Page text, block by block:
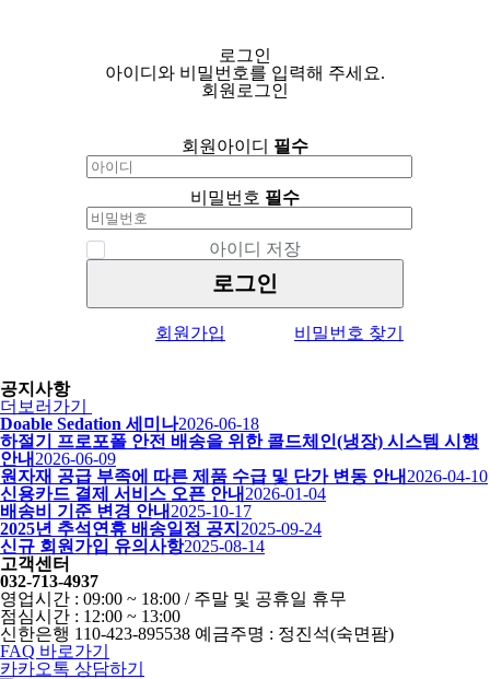
로그인
아이디와 비밀번호를 입력해 주세요.
회원로그인
회원아이디 필수
비밀번호 필수
아이디 저장
로그인
비밀번호 찾기
회원가입
공지사항
더보러가기
Doable Sedation 세미나2026-06-18
하절기 프로포폴 안전 배송을 위한 콜드체인(냉장) 시스템 시행
안내 2026-06-09
원자재 공급 부족에 따른 제품 수급 및 단가 변동 안내 2026-04-10
신용카드 결제 서비스 오픈 안내 2026-01-04
배송비 기준 변경 안내 2025-10-17
2025년 추석연휴 배송일정 공지 2025-09-24
신규 회원가입 유의사항2025-08-14
고객센터
032-713-4937
영업시간 : 09:00 ~ 18:00 / 주말 및 공휴일 휴무
점심시간 : 12:00 ~ 13:00
신한은행 110-423-895538 예금주명 : 정진석(숙면팜)
FAQ 바로가기
카카오톡 상담하기